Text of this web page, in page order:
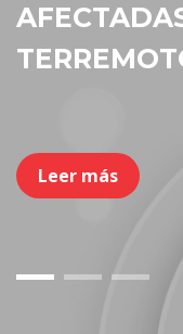
LATAM
Leer más